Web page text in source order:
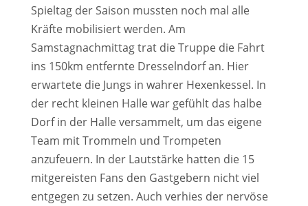
Spieltag der Saison mussten noch mal alle
Kräfte mobilisiert werden. Am
Samstagnachmittag trat die Truppe die Fahrt
ins 150km entfernte Dresselndorf an. Hier
erwartete die Jungs in wahrer Hexenkessel. In
der recht kleinen Halle war gefühlt das halbe
Dorf in der Halle versammelt, um das eigene
Team mit Trommeln und Trompeten
anzufeuern. In der Lautstärke hatten die 15
mitgereisten Fans den Gastgebern nicht viel
entgegen zu setzen. Auch verhies der nervöse